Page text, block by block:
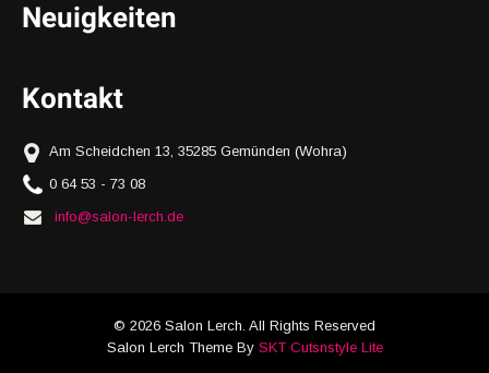
Neuigkeiten
Kontakt
Am Scheidchen 13, 35285 Gemünden (Wohra)
0 64 53 - 73 08
info@salon-lerch.de
© 2026 Salon Lerch. All Rights Reserved
Salon Lerch Theme By SKT Cutsnstyle Lite